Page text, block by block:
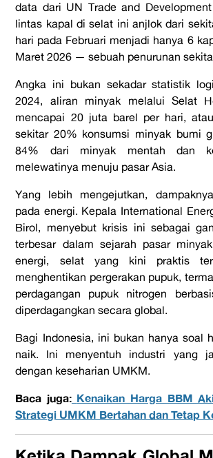
data dari UN Trade and Development
lintas kapal di selat ini anjlok dari
hari pada Februari menjadi hanya 6
Maret 2026 — sebuah penurunan
Angka ini bukan sekadar statistik
2024, aliran minyak melalui Selat
mencapai 20 juta barel per hari,
sekitar 20% konsumsi minyak bumi
84% dari minyak mentah dan
melewatinya menuju pasar Asia.
Yang lebih mengejutkan,
pada energi. Kepala International
Birol, menyebut krisis ini sebagai
terbesar dalam sejarah pasar
energi, selat yang kini praktis
menghentikan pergerakan pupuk,
perdagangan pupuk nitrogen
diperdagangkan secara global.
Bagi Indonesia, ini bukan hanya soal
naik. Ini menyentuh industri yang
dengan keseharian UMKM.
Baca juga: Kenaikan Harga BBM
Strategi UMKM Bertahan dan Tetap